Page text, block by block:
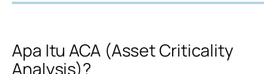
Apa Itu ACA (Asset Criticality
Analysis)?